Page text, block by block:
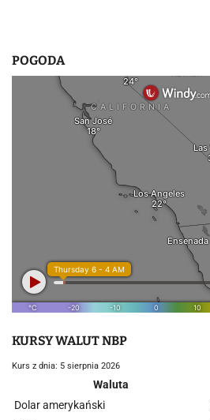
POGODA
KURSY WALUT NBP
Kurs z dnia: 5 sierpnia 2026
Waluta
Dolar amerykański